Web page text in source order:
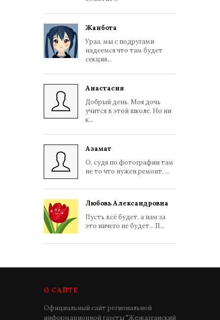
Жанбота
Ураа, мы с подругами
надеемся что там будет
секция...
Анастасия
Добрый день. Моя дочь
учится в этой школе. Но ни
к...
Азамат
О, судя по фотографии там
не то что нужен ремонт, ...
Любовь Александровна
Пусть всё будет, а нам за
это ничего не будет... П...
О САЙТЕ
Официальный сайт региональной
информационной газеты "Жезказганский